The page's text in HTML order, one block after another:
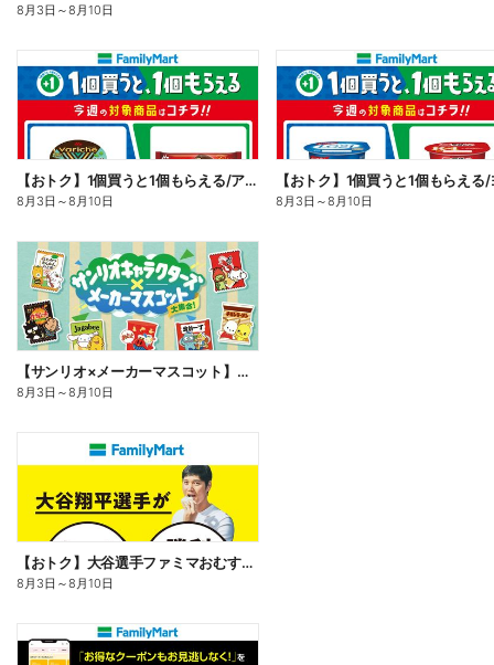
8月3日 ～8月10日
【おトク】1個買うと1個もらえる/アイス
8月3日 ～8月10日 8月3日 ～8月10日
【サンリオ×メーカーマスコット】オリジナルグッズ貰える!
8月3日 ～8月10日
【おトク】大谷選手ファミマおむすび割
8月3日 ～8月10日